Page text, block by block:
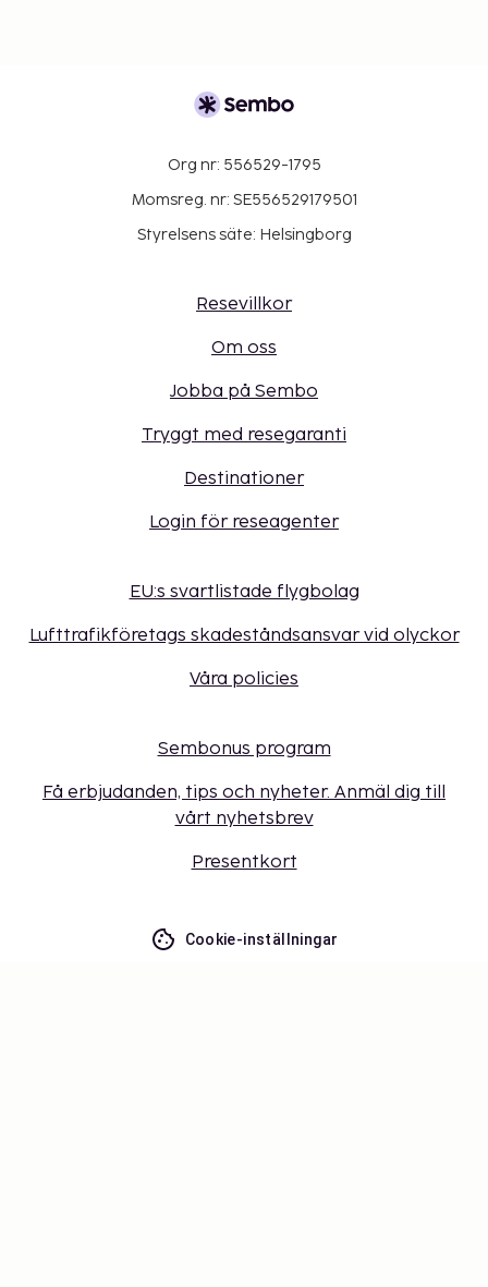
Org nr: 556529-1795
Momsreg. nr: SE556529179501
Styrelsens säte: Helsingborg
Resevillkor
Om oss
Jobba på Sembo
Tryggt med resegaranti
Destinationer
Login för reseagenter
EU:s svartlistade flygbolag
Lufttrafikföretags skadeståndsansvar vid olyckor
Våra policies
Sembonus program
Få erbjudanden, tips och nyheter. Anmäl dig till
vårt nyhetsbrev
Presentkort
Cookie-inställningar